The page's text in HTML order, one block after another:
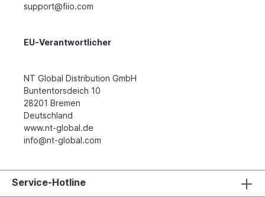
support@fiio.com
EU-Verantwortlicher
NT Global Distribution GmbH
Buntentorsdeich 10
28201 Bremen
Deutschland
www.nt-global.de
info@nt-global.com
Service-Hotline